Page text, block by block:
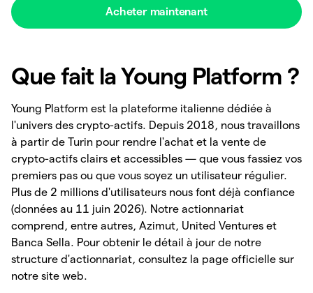
Acheter maintenant
Que fait la Young Platform ?
Young Platform est la plateforme italienne dédiée à
l'univers des crypto-actifs. Depuis 2018, nous travaillons
à partir de Turin pour rendre l'achat et la vente de
crypto-actifs clairs et accessibles — que vous fassiez vos
premiers pas ou que vous soyez un utilisateur régulier.
Plus de 2 millions d'utilisateurs nous font déjà confiance
(données au 11 juin 2026). Notre actionnariat
comprend, entre autres, Azimut, United Ventures et
Banca Sella. Pour obtenir le détail à jour de notre
structure d'actionnariat, consultez la page officielle sur
notre site web.